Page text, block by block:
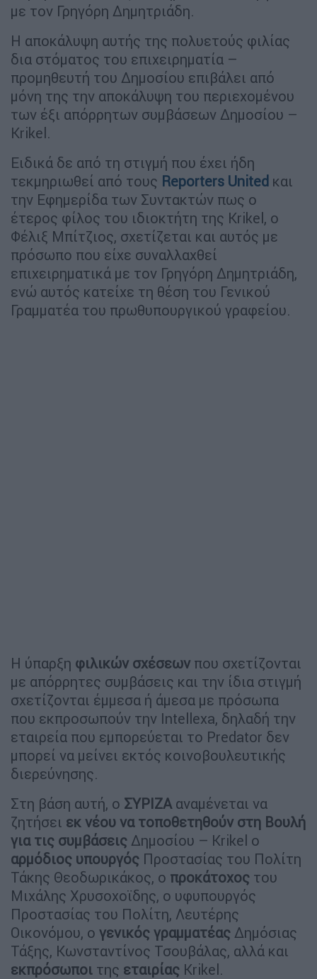
με τον Γρηγόρη Δημητριάδη.
Η αποκάλυψη αυτής της πολυετούς φιλίας
δια στόματος του επιχειρηματία –
προμηθευτή του Δημοσίου επιβάλει από
μόνη της την αποκάλυψη του περιεχομένου
των έξι απόρρητων συμβάσεων Δημοσίου –
Krikel.
Ειδικά δε από τη στιγμή που έχει ήδη
τεκμηριωθεί από τους Reporters United και
την Εφημερίδα των Συντακτών πως ο
έτερος φίλος του ιδιοκτήτη της Krikel, ο
Φέλιξ Μπίτζιος, σχετίζεται και αυτός με
πρόσωπο που είχε συναλλαχθεί
επιχειρηματικά με τον Γρηγόρη Δημητριάδη,
ενώ αυτός κατείχε τη θέση του Γενικού
Γραμματέα του πρωθυπουργικού γραφείου.
Η ύπαρξη φιλικών σχέσεων που σχετίζονται
με απόρρητες συμβάσεις και την ίδια στιγμή
σχετίζονται έμμεσα ή άμεσα με πρόσωπα
που εκπροσωπούν την Intellexa, δηλαδή την
εταιρεία που εμπορεύεται το Predator δεν
μπορεί να μείνει εκτός κοινοβουλευτικής
διερεύνησης.
Στη βάση αυτή, ο ΣΥΡΙΖΑ αναμένεται να
ζητήσει εκ νέου να τοποθετηθούν στη Βουλή
για τις συμβάσεις Δημοσίου – Krikel ο
αρμόδιος υπουργός Προστασίας του Πολίτη
Τάκης Θεοδωρικάκος, ο προκάτοχος του
Μιχάλης Χρυσοχοϊδης, ο υφυπουργός
Προστασίας του Πολίτη, Λευτέρης
Οικονόμου, ο γενικός γραμματέας Δημόσιας
Τάξης, Κωνσταντίνος Τσουβάλας, αλλά και
εκπρόσωποι της εταιρίας Krikel.